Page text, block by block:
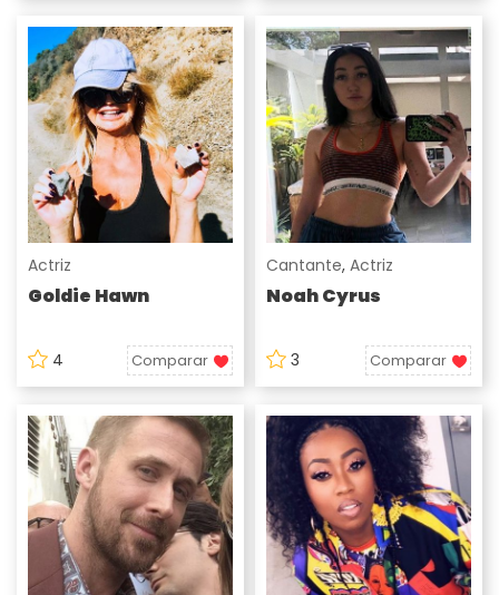
Actriz
Goldie Hawn
4 Comparar
Cantante, Actriz
Noah Cyrus
3 Comparar